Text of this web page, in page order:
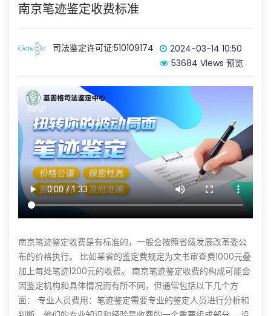
南京笔迹鉴定收费标准
司法鉴定许可证:510109174
2024-03-14 10:50
53684 Views 预览
南京笔迹鉴定收费是有标准的，一般会按照省级发展改革委公
布的价格执行。 比如某省的鉴定费规定为文书审查费1000元叠
加上每处笔迹1200元的收费。 南京笔迹鉴定收费的构成可能会
因鉴定机构和具体情况而有所不同，但通常包括以下几个方
面： 专业人员费用：笔迹鉴定需要专业的鉴定人员进行分析和